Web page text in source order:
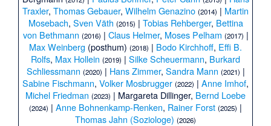
Traxler, Thomas Gebauer, Wilhelm Genazino (2014) | Martin
Mosebach, Sven Väth (2015) | Tobias Rehberger, Bettina
von Bethmann (2016) | Claus Helmer, Moses Pelham (2017) |
Max Weinberg (posthum) (2018) | Bodo Kirchhoff, Effi B.
Rolfs, Max Hollein (2019) | Silke Scheuermann, Burkard
Schliessmann (2020) | Hans Zimmer, Sandra Mann (2021) |
Sabine Fischmann, Volker Mosbrugger (2022) | Anne Imhof,
Michel Friedman (2023) | Margareta Dillinger, Bernd Loebe
(2024) | Anne Bohnenkamp-Renken, Rainer Forst (2025) |
Thomas Jahn (Soziologe) (2026)